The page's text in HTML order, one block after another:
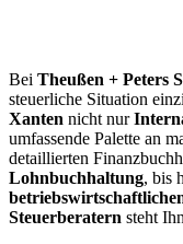
Bei Theußen + Peters
steuerliche Situation
Xanten nicht nur
umfassende Palette an
detaillierten
Lohnbuchhaltung, bis
Steuerberatern steht